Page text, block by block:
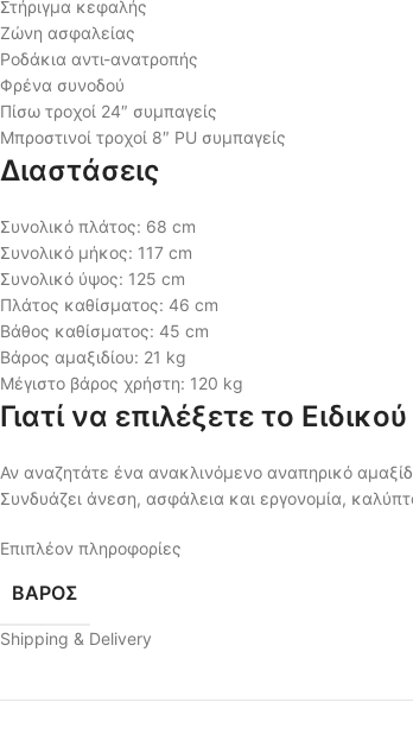
Στήριγμα κεφαλής
Ζώνη ασφαλείας
Ροδάκια αντι-ανατροπής
Φρένα συνοδού
Πίσω τροχοί 24″ συμπαγείς
Μπροστινοί τροχοί 8″ PU συμπαγείς
Διαστάσεις
Συνολικό πλάτος: 68 cm
Συνολικό μήκος: 117 cm
Συνολικό ύψος: 125 cm
Πλάτος καθίσματος: 46 cm
Βάθος καθίσματος: 45 cm
Βάρος αμαξιδίου: 21 kg
Μέγιστο βάρος χρήστη: 120 kg
Γιατί να επιλέξετε το
Αν αναζητάτε ένα ανακλινόμενο αναπηρικό
Συνδυάζει άνεση, ασφάλεια και εργονομία,
Επιπλέον πληροφορίες
ΒΆΡΟΣ
Shipping & Delivery